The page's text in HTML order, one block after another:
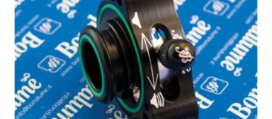
peuvent
être
choisies
sur
la
page
du